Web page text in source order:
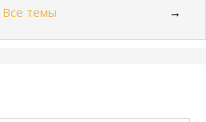
Все темы →